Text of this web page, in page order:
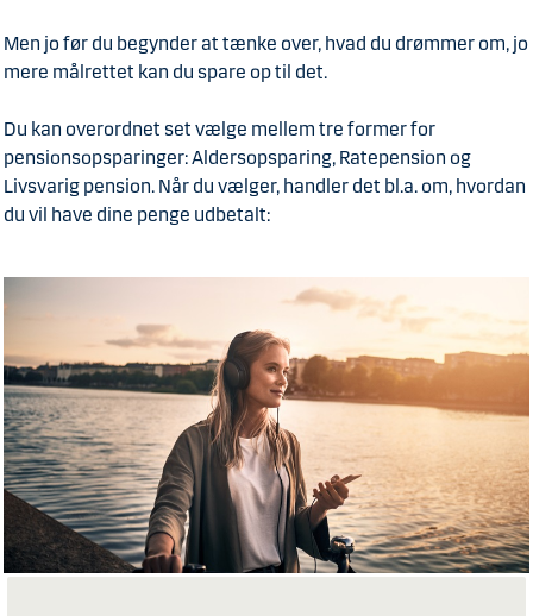
Men jo før du begynder at tænke over, hvad du drømmer om, jo
mere målrettet kan du spare op til det.
Du kan overordnet set vælge mellem tre former for
pensionsopsparinger: Aldersopsparing, Ratepension og
Livsvarig pension. Når du vælger, handler det bl.a. om, hvordan
du vil have dine penge udbetalt: